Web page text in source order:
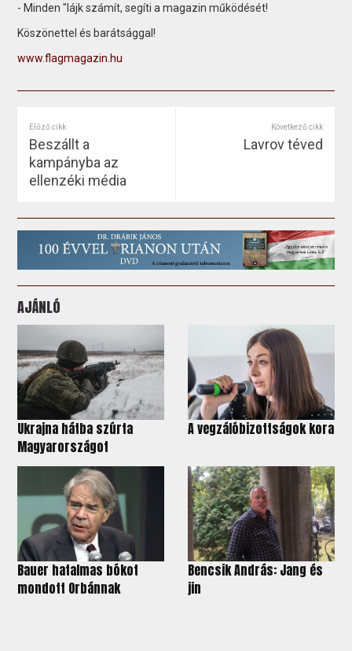
- Minden "lájk számít, segíti a magazin működését!
Köszönettel és barátsággal!
www.flagmagazin.hu
Előző cikk
Beszállt a
kampányba az
ellenzéki média
Következő cikk
Lavrov téved
AJÁNLÓ
Ukrajna hátba szúrta
Magyarországot
A vegzálóbizottságok kora
Bauer hatalmas bókot
mondott Orbánnak
Bencsik András: Jang és
jin